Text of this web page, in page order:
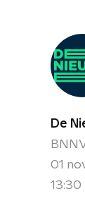
De
01
13:30